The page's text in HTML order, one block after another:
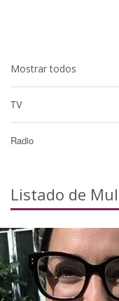
Mostrar todos
TV
Radio
Listado de